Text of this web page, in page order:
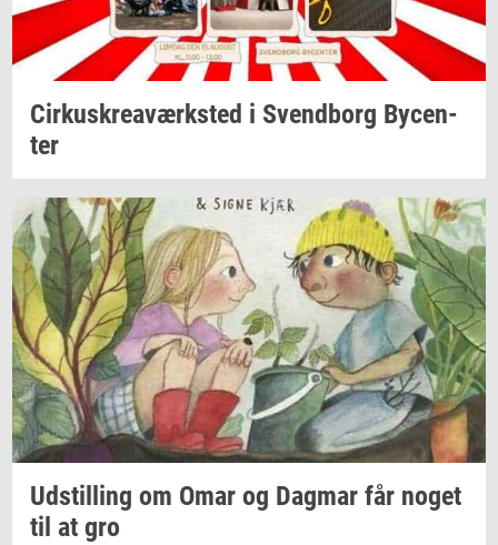
Cir­kuskrea­værk­sted i Svend­borg By­cen­
ter
Ud­stil­ling om Omar og Dag­mar får noget
til at gro